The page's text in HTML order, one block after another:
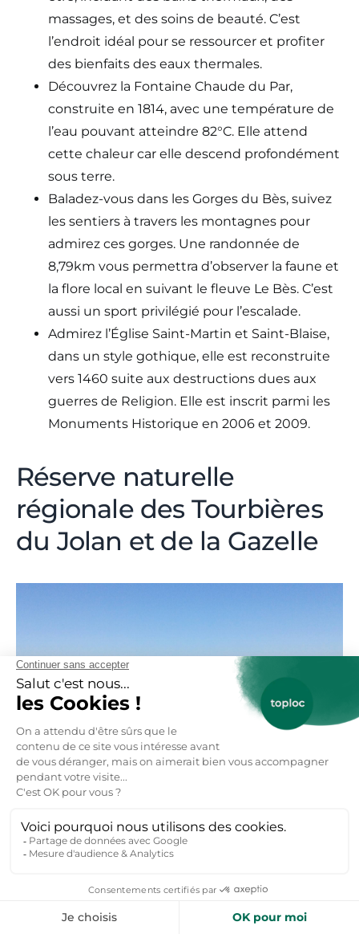
massages, et des soins de beauté. C’est
l’endroit idéal pour se ressourcer et profiter
des bienfaits des eaux thermales.
Découvrez la Fontaine Chaude du Par,
construite en 1814, avec une température de
l’eau pouvant atteindre 82°C. Elle attend
cette chaleur car elle descend profondément
sous terre.
Baladez-vous dans les Gorges du Bès, suivez
les sentiers à travers les montagnes pour
admirez ces gorges. Une randonnée de
8,79km vous permettra d’observer la faune et
la flore local en suivant le fleuve Le Bès. C’est
aussi un sport privilégié pour l’escalade.
Admirez l’Église Saint-Martin et Saint-Blaise,
dans un style gothique, elle est reconstruite
vers 1460 suite aux destructions dues aux
guerres de Religion. Elle est inscrit parmi les
Monuments Historique en 2006 et 2009.
Réserve naturelle
régionale des Tourbières
du Jolan et de la Gazelle
Les Tourbières du lac du Jolan et de la Gazelle, une réserve attractive pour la
nidification des oiseaux et habitat de nombreux animaux ©Auvergne
Pourquoi visiter la Réserve